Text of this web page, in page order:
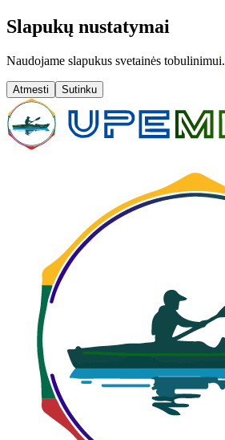
Slapukų nustatymai
Naudojame slapukus svetainės tobulinimui.
Atmesti Sutinku